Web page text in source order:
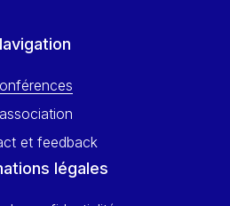
et feedback
légales